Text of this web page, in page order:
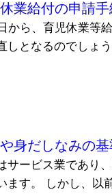
業給付の申請
から、育児休業等
しとなるのでしょ
身だしなみの
サービス業であり
ます。 しかし、以